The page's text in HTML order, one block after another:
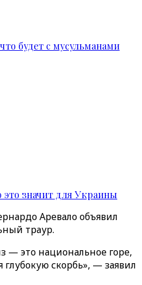
будет с мусульманами
значит для Украины
Аревало объявил
траур.
— это национальное горе,
скорбь», — заявил